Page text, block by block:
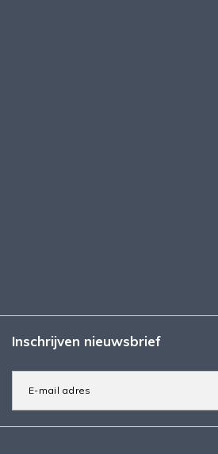
Inschrijven nieuwsbrief